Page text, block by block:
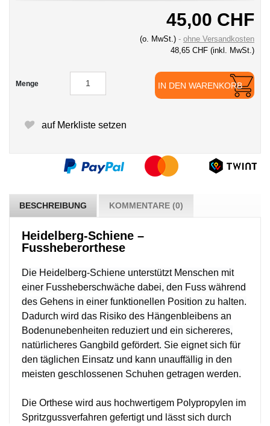
45,00 CHF
(o. MwSt.)
ohne Versandkosten
48,65 CHF (inkl. MwSt.)
Menge IN DEN WARENKORB
auf Merkliste setzen
BESCHREIBUNG KOMMENTARE (0)
Heidelberg-Schiene –
Fussheberorthese
Die Heidelberg-Schiene unterstützt Menschen mit
einer Fussheberschwäche dabei, den Fuss während
des Gehens in einer funktionellen Position zu halten.
Dadurch wird das Risiko des Hängenbleibens an
Bodenunebenheiten reduziert und ein sichereres,
natürlicheres Gangbild gefördert. Sie eignet sich für
den täglichen Einsatz und kann unauffällig in den
meisten geschlossenen Schuhen getragen werden.
Die Orthese wird aus hochwertigem Polypropylen im
Spritzgussverfahren gefertigt und lässt sich durch